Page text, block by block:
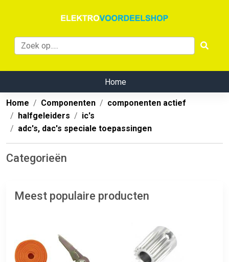
Home
Home Componenten
componenten actief
halfgeleiders
ic's
adc's, dac's speciale toepassingen
Categorieën
Meest populaire producten